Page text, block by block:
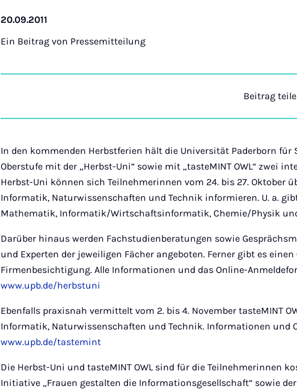
20.09.2011
Ein Beitrag von Pressemitteilung
Beitrag
In den kommenden Herbstferien hält die Universität Paderborn für
Oberstufe mit der „Herbst-Uni“ sowie mit „tasteMINT OWL“ zwei
Herbst-Uni können sich Teilnehmerinnen vom 24. bis 27. Oktober
Informatik, Naturwissenschaften und Technik informieren. U. a.
Mathematik, Informatik/Wirtschaftsinformatik, Chemie/Physik
Darüber hinaus werden Fachstudienberatungen sowie
und Experten der jeweiligen Fächer angeboten. Ferner gibt es
Firmenbesichtigung. Alle Informationen und das Online-
www.upb.de/herbstuni
Ebenfalls praxisnah vermittelt vom 2. bis 4. November tasteMINT
Informatik, Naturwissenschaften und Technik. Informationen und
www.upb.de/tastemint
Die Herbst-Uni und tasteMINT OWL sind für die Teilnehmerinnen
Initiative „Frauen gestalten die Informationsgesellschaft“ sowie